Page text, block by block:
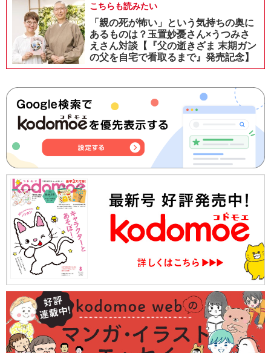
こちらも読みたい
「親の死が怖い」という気持ちの奥に
あるものは？玉置妙憂さん×うつみさ
えさん対談【『父の逝きざま 末期ガン
の父を自宅で看取るまで』発売記念】